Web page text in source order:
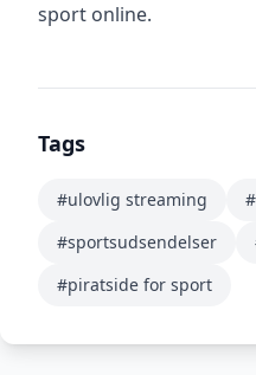
sport online.
Tags
#ulovlig streaming
#sportsudsendelser
#piratside for sport